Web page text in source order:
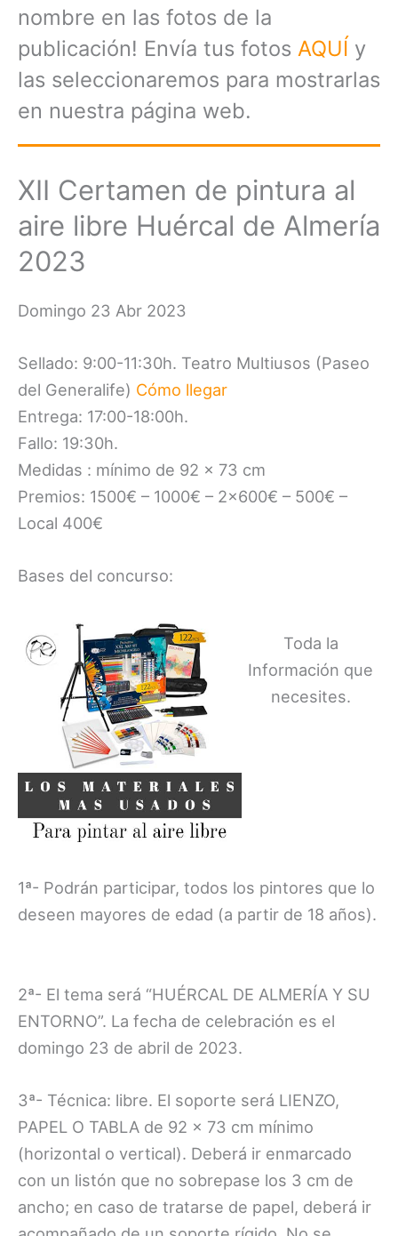
nombre en las fotos de la
publicación! Envía tus fotos AQUÍ y
las seleccionaremos para mostrarlas
en nuestra página web.
XII Certamen de pintura al
aire libre Huércal de Almería
2023
Domingo 23 Abr 2023
Sellado: 9:00-11:30h. Teatro Multiusos (Paseo
del Generalife) Cómo llegar
Entrega: 17:00-18:00h.
Fallo: 19:30h.
Medidas : mínimo de 92 x 73 cm
Premios: 1500€ – 1000€ – 2×600€ – 500€ –
Local 400€
Bases del concurso:
Toda la
Información que
necesites.
1ª- Podrán participar, todos los pintores que lo
deseen mayores de edad (a partir de 18 años).
2ª- El tema será “HUÉRCAL DE ALMERÍA Y SU
ENTORNO”. La fecha de celebración es el
domingo 23 de abril de 2023.
3ª- Técnica: libre. El soporte será LIENZO,
PAPEL O TABLA de 92 x 73 cm mínimo
(horizontal o vertical). Deberá ir enmarcado
con un listón que no sobrepase los 3 cm de
ancho; en caso de tratarse de papel, deberá ir